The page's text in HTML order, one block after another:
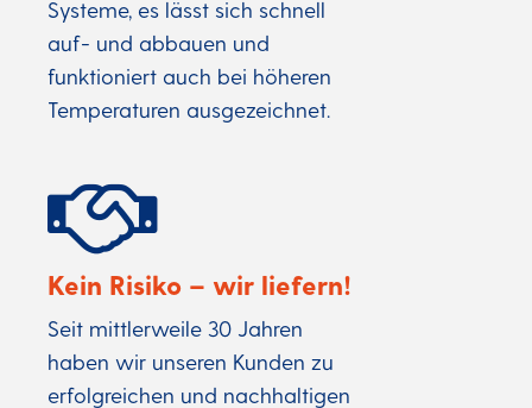
Systeme, es lässt sich schnell
auf- und abbauen und
funktioniert auch bei höheren
Temperaturen ausgezeichnet.
Kein Risiko – wir liefern!
Seit mittlerweile 30 Jahren
haben wir unseren Kunden zu
erfolgreichen und nachhaltigen